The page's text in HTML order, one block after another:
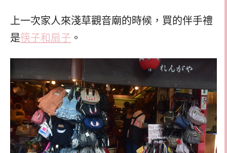
上一次家人來淺草觀音廟的時候，買的伴手禮
是筷子和扇子 。